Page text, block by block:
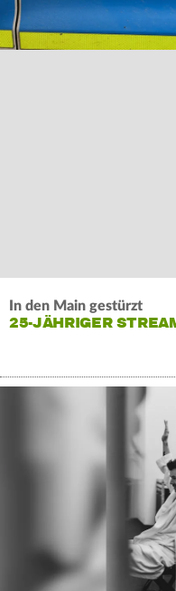
In den Main gestürzt
25-JÄHRIGER